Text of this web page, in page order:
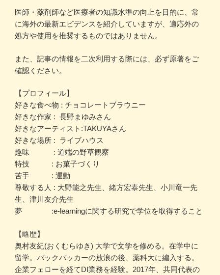
医師・薬剤師など医療者の知識水準の向上を目的に、常
に海外の最新エビデンスを紹介していますが、適応外の
処方や使用を推奨するものではありません。
また、記事の情報を二次利用する際には、必ず原著をご
確認ください。
【プロフィール】
好きな食べ物 : チョコレートブラウニー
好きな作家 : 長野まゆみさん
好きなアーティスト:TAKUYAさん
好きな場所 : ライブハウス
趣味 : 道端の野草観察
特技 : お菓子づくり
苦手 : 運動
尊敬する人 : 大野能之先生、緒方宏泰先生、小川竜一先
生、津川友介先生
夢 :e-learningに関する研究で学位を取得すること
【略歴】
奥村友紀(おくむらゆき) 大学で文学を修める。在学中に
留学。バックパッカーの放浪の後、薬科大に編入する。
企業フェローを経てDI業務を経験。2017年、共同代表の